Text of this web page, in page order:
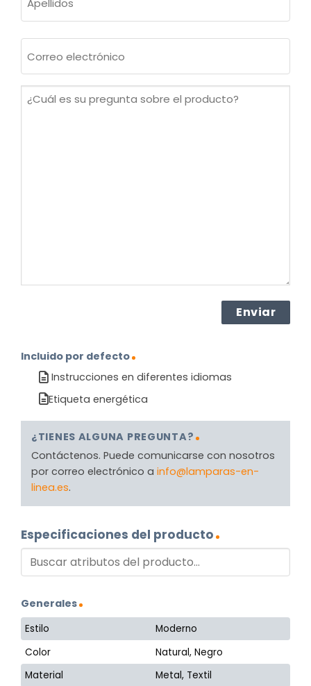
electrónico
¿Cuál
Incluido por defecto
Instrucciones en diferentes idiomas
Etiqueta energética
¿TIENES ALGUNA PREGUNTA?
Contáctenos. Puede comunicarse con nosotros
por correo electrónico a info@lamparas-en-
linea.es.
Especificaciones del producto
Generales
Estilo
Moderno
Color
Natural, Negro
Material
Metal, Textil